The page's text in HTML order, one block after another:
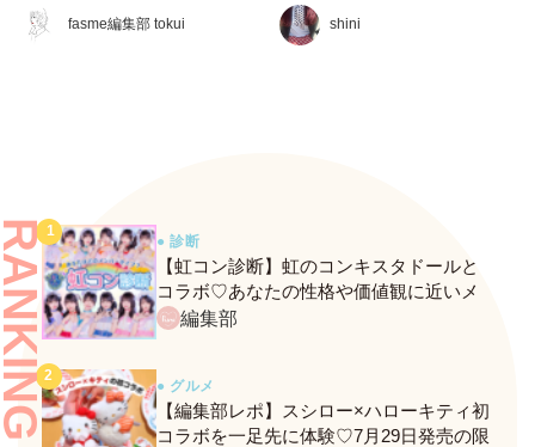
fasme編集部 tokui
る”『ギガマート展』に行っ
てきた♡
shini
ルコース
● 診断
【虹コン診断】虹のコンキスタドールと
コラボ♡あなたの性格や価値観に近いメ
ンバーがわかる、fasmeの新診断がスター
編集部
● グルメ
【編集部レポ】スシロー×ハローキティ初
コラボを一足先に体験♡7月29日発売の限